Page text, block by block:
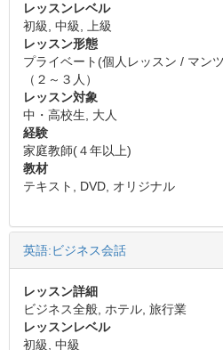
レッスンレベル
初級, 中級, 上級
レッスン形態
プライベート(個人レッスン / マン
（２～３人）
レッスン対象
中・高校生, 大人
経験
家庭教師(４年以上)
教材
テキスト, DVD, オリジナル
英語:ビジネス会話
レッスン詳細
ビジネス全般, ホテル, 旅行業
レッスンレベル
初級, 中級